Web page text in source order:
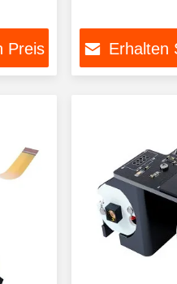
Preis Erhalten